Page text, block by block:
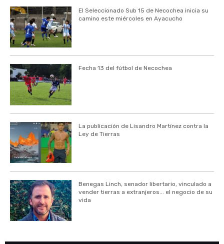
El Seleccionado Sub 15 de Necochea inicia su
camino este miércoles en Ayacucho
Fecha 13 del fútbol de Necochea
La publicación de Lisandro Martínez contra la
Ley de Tierras
Benegas Linch, senador libertario, vinculado a
vender tierras a extranjeros... el negocio de su
vida